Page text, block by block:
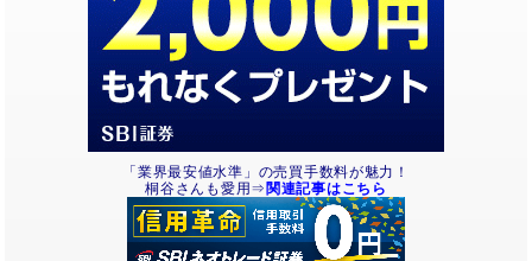
「業界最安値水準」の売買手数料が魅力！
桐谷さんも愛用⇒ 関連記事はこちら